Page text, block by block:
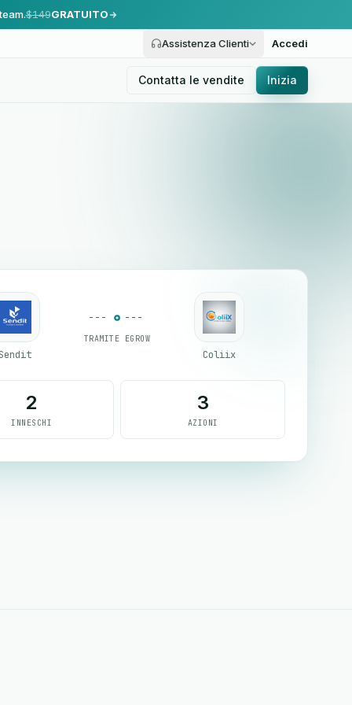
$149GRATUITO
Assistenza Clienti Accedi
Contatta le vendite Inizia
TRAMITE EGROW
Coliix
2
INNESCHI
3
AZIONI